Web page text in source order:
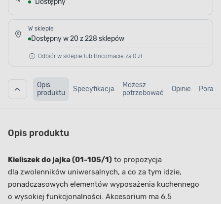
Dostępny
W sklepie
Dostępny w 20 z 228 sklepów
Odbiór w sklepie lub Bricomacie za 0 zł
Opis
produktu
Specyfikacja
Możesz
potrzebować
Opinie Porady
Opis produktu
Kieliszek do jajka (01-105/1) to propozycja
dla zwolenników uniwersalnych, a co za tym idzie,
ponadczasowych elementów wyposażenia kuchennego
o wysokiej funkcjonalności. Akcesorium ma 6,5